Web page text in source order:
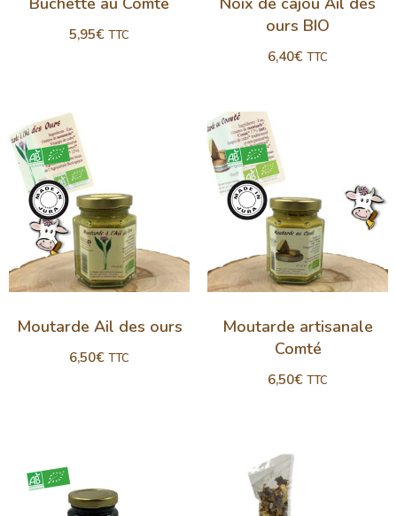
5,95€ TTC
ours BIO
6,40€ TTC
Moutarde Ail des ours
6,50€ TTC
Moutarde artisanale
Comté
6,50€ TTC